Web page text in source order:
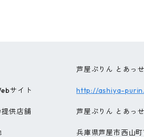
芦屋ぷりん とあっせ
サイト http://ashiya-
提供店舗 芦屋ぷりん とあっせ
兵庫県芦屋市西山